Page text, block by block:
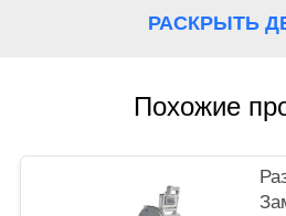
ЗАПРОСИТЕ
РАСКРЫТЬ
Похожие